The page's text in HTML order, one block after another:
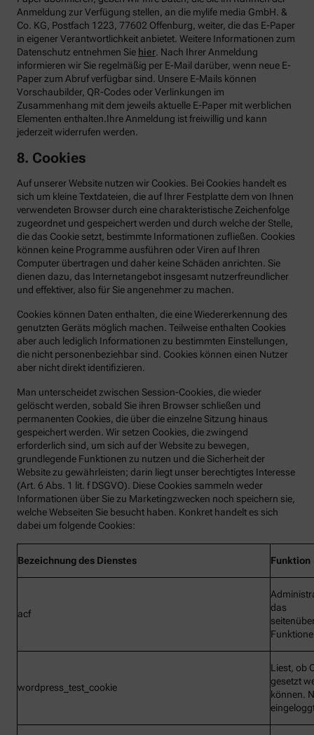
Anmeldung zur Verfügung stellen, an die mylife media GmbH. &
Co. KG, Postfach 1223, 77602 Offenburg, weiter, die das E-Paper
in eigener Verantwortlichkeit anbietet. Weitere Informationen zum
Datenschutz entnehmen Sie hier . Nach Ihrer Anmeldung
informieren wir Sie regelmäßig per E-Mail darüber, wenn neue E-
Paper zum Abruf verfügbar sind. Unsere E-Mails können
Vorschaubilder, QR-Codes oder Verlinkungen im
Zusammenhang mit dem jeweils aktuelle E-Paper mit werblichen
Elementen enthalten.Ihre Anmeldung ist freiwillig und kann
jederzeit widerrufen werden.
8. Cookies
Auf unserer Website nutzen wir Cookies. Bei Cookies handelt es
sich um kleine Textdateien, die auf Ihrer Festplatte dem von Ihnen
verwendeten Browser durch eine charakteristische Zeichenfolge
zugeordnet und gespeichert werden und durch welche der Stelle,
die das Cookie setzt, bestimmte Informationen zufließen. Cookies
können keine Programme ausführen oder Viren auf Ihren
Computer übertragen und daher keine Schäden anrichten. Sie
dienen dazu, das Internetangebot insgesamt nutzerfreundlicher
und effektiver, also für Sie angenehmer zu machen.
Cookies können Daten enthalten, die eine Wiedererkennung des
genutzten Geräts möglich machen. Teilweise enthalten Cookies
aber auch lediglich Informationen zu bestimmten Einstellungen,
die nicht personenbeziehbar sind. Cookies können einen Nutzer
aber nicht direkt identifizieren.
Man unterscheidet zwischen Session-Cookies, die wieder
gelöscht werden, sobald Sie ihren Browser schließen und
permanenten Cookies, die über die einzelne Sitzung hinaus
gespeichert werden. Wir setzen Cookies, die zwingend
erforderlich sind, um sich auf der Website zu bewegen,
grundlegende Funktionen zu nutzen und die Sicherheit der
Website zu gewährleisten; darin liegt unser berechtigtes Interesse
(Art. 6 Abs. 1 lit. f DSGVO). Diese Cookies sammeln weder
Informationen über Sie zu Marketingzwecken noch speichern sie,
welche Webseiten Sie besucht haben. Konkret handelt es sich
dabei um folgende Cookies:
Bezeichnungdes Dienstes Funktion
acf
das
wordpress_test_cookie
Liest, ob
gesetzt
können.